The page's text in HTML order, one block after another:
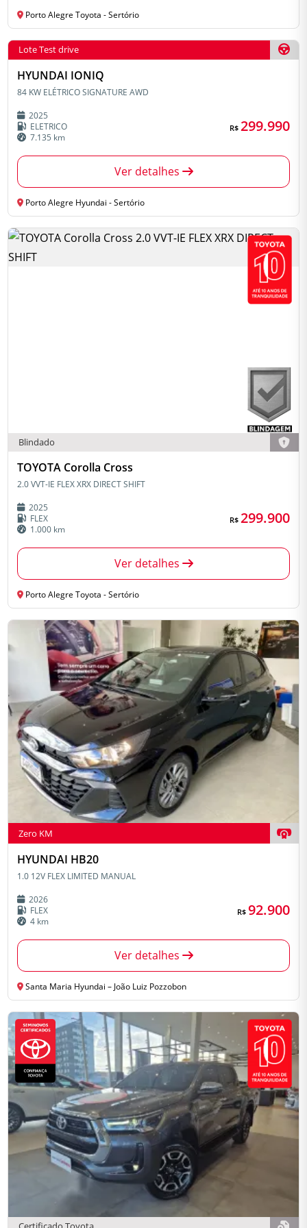
Porto Alegre Toyota - Sertório
Lote Test drive
HYUNDAI IONIQ
84 KW ELÉTRICO SIGNATURE AWD
2025
ELETRICO
7.135 km
R$ 299.990
Ver detalhes
Porto Alegre Hyundai - Sertório
Blindado
TOYOTA Corolla Cross
2.0 VVT-IE FLEX XRX DIRECT SHIFT
2025
FLEX
1.000 km
R$ 299.900
Ver detalhes
Porto Alegre Toyota - Sertório
Zero KM
HYUNDAI HB20
1.0 12V FLEX LIMITED MANUAL
2026
FLEX
4 km
R$ 92.900
Ver detalhes
Santa Maria Hyundai – João Luiz Pozzobon